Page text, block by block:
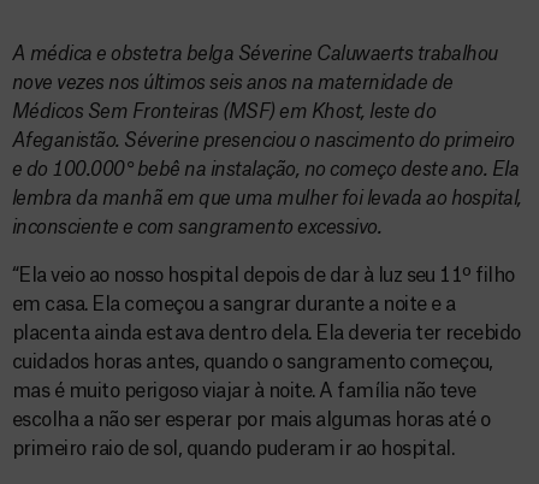
A médica e obstetra belga Séverine Caluwaerts trabalhou
nove vezes nos últimos seis anos na maternidade de
Médicos Sem Fronteiras (MSF) em Khost, leste do
Afeganistão. Séverine presenciou o nascimento do primeiro
e do 100.000° bebê na instalação, no começo deste ano. Ela
lembra da manhã em que uma mulher foi levada ao hospital,
inconsciente e com sangramento excessivo.
“Ela veio ao nosso hospital depois de dar à luz seu 11º filho
em casa. Ela começou a sangrar durante a noite e a
placenta ainda estava dentro dela. Ela deveria ter recebido
cuidados horas antes, quando o sangramento começou,
mas é muito perigoso viajar à noite. A família não teve
escolha a não ser esperar por mais algumas horas até o
primeiro raio de sol, quando puderam ir ao hospital.